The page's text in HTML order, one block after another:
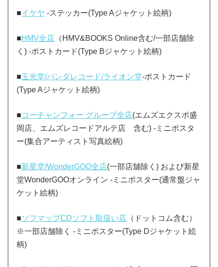
■イケヤ -ステッカー(Type Aジャケット絵柄)
■HMV全店 （HMV&BOOKS Online含む/一部店舗除
く) -ポストカード(Type Bジャケット絵柄)
■玉光堂/バンダレコード/ライオン堂-ポストカード
(Type Aジャケット絵柄)
■コーチャンフォー グループ全店(エムズエクスポ盛
岡店、エムズレコードアルテ店 含む) -ミニポスタ
ー(集合アーティスト写真絵柄)
■新星堂/WonderGOO全店(一部店舖除く) および新星
堂WonderGOOオンライン -ミニポスター(通常盤ジャ
ケット絵柄)
■ソフマップCDソフト取扱い店 （ドットコム含む）
※一部店舗除く -ミニポスター(Type Dジャケット絵
柄)